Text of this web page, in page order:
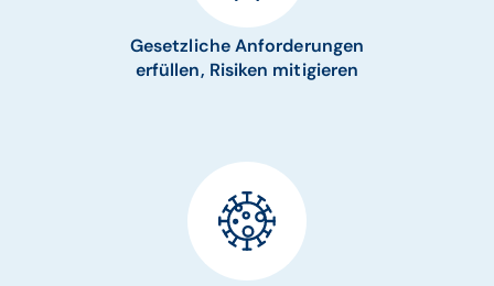
Gesetzliche Anforderungen
erfüllen, Risiken mitigieren